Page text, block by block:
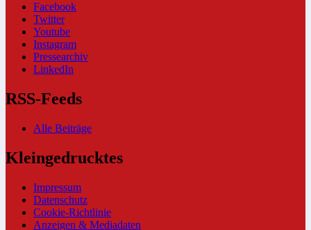
Facebook
Twitter
Youtube
Instagram
Pressearchiv
LinkedIn
RSS-Feeds
Alle Beiträge
Kleingedrucktes
Impressum
Datenschutz
Cookie-Richtlinie
Anzeigen & Mediadaten